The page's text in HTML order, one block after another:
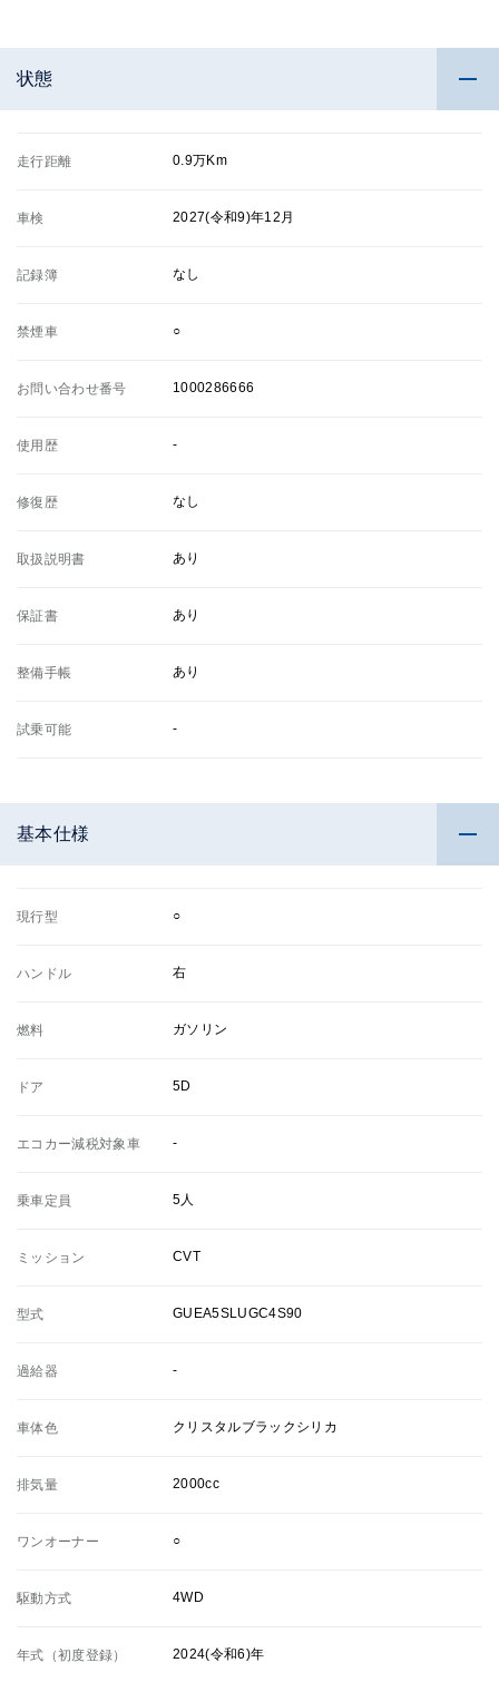
状態
走行距離 0.9万Km
車検 2027(令和9)年12月
記録簿 なし
禁煙車 ○
お問い合わせ番号 1000286666
使用歴 -
修復歴 なし
取扱説明書 あり
保証書 あり
整備手帳 あり
試乗可能 -
基本仕様
現行型 ○
ハンドル 右
燃料 ガソリン
ドア 5D
エコカー減税対象車 -
乗車定員 5人
ミッション CVT
型式 GUEA5SLUGC4S90
過給器 -
車体色 クリスタルブラックシリカ
排気量 2000cc
ワンオーナー ○
駆動方式 4WD
年式（初度登録） 2024(令和6)年